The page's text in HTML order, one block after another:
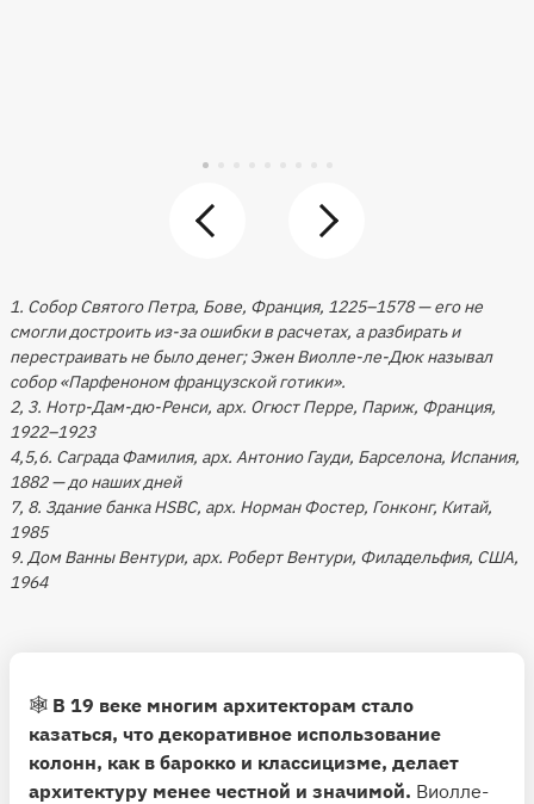
1. Собор Святого Петра, Бове, Франция, 1225–1578 — его не
смогли достроить из-за ошибки в расчетах, а разбирать и
перестраивать не было денег; Эжен Виолле-ле-Дюк называл
собор «Парфеноном французской готики».
2, 3. Нотр-Дам-дю-Ренси, арх. Огюст Перре, Париж, Франция,
1922–1923
4,5,6. Саграда Фамилия, арх. Антонио Гауди, Барселона, Испания,
1882 — до наших дней
7, 8. Здание банка HSBC, арх. Норман Фостер, Гонконг, Китай,
1985
9. Дом Ванны Вентури, арх. Роберт Вентури, Филадельфия, США,
1964
🕸 В 19 веке многим архитекторам стало
казаться, что декоративное использование
колонн, как в барокко и классицизме, делает
архитектуру менее честной и значимой. Виолле-